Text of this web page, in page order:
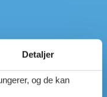
Detaljer
og de kan